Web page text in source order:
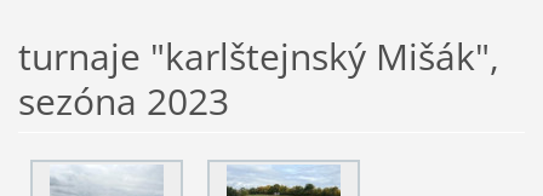
turnaje "karlštejnský Mišák",
sezóna 2023